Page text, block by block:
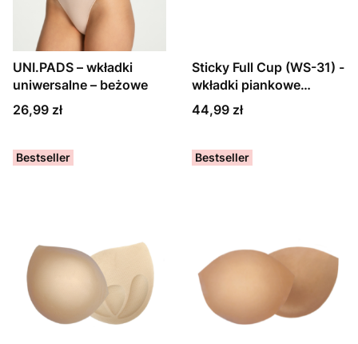
UNI.PADS – wkładki
uniwersalne – beżowe
Cena
26,99 zł
Sticky Full Cup (WS-31) -
wkładki piankowe
samoprzylepne
Cena
44,99 zł
Bestseller Bestseller